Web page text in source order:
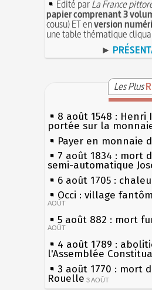
Édité parLa France
papier comprenant 3
cousu) ET enversion
une table thématique
►
Les Plus
8 août 1548 : Henri
portée sur la
Payer en monnaie
7 août 1834 : mort
semi-automatique
6 août 1705 :
Occi : village
AOÛT
5 août 882 : mort
AOÛT
4 août 1789 :
l'Assemblée
3 août 1770 : mort
Rouelle 3 AOÛT